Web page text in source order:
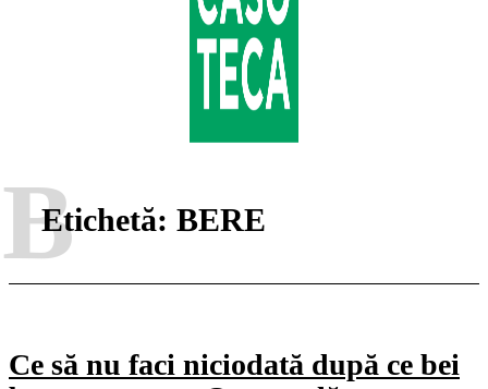
Etichetă: BERE
B
Ce să nu faci niciodată după ce bei